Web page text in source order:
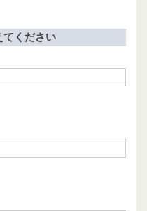
てください